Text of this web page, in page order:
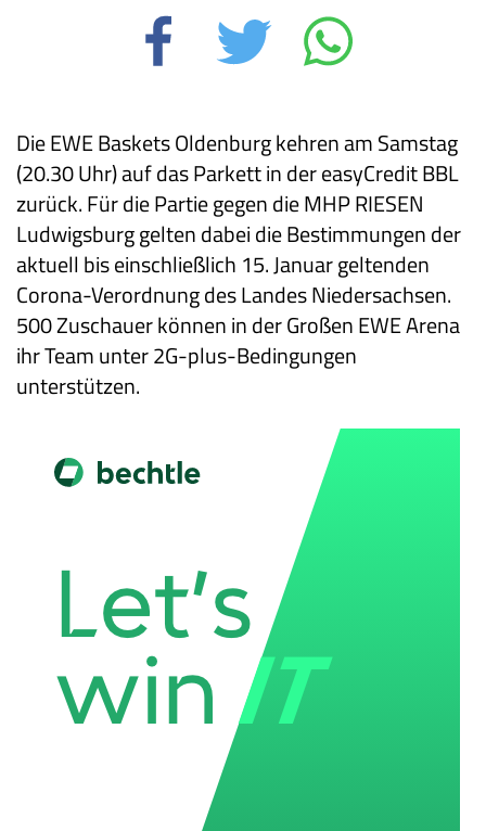
Die EWE Baskets Oldenburg kehren am Samstag
(20.30 Uhr) auf das Parkett in der easyCredit BBL
zurück. Für die Partie gegen die MHP RIESEN
Ludwigsburg gelten dabei die Bestimmungen der
aktuell bis einschließlich 15. Januar geltenden
Corona-Verordnung des Landes Niedersachsen.
500 Zuschauer können in der Großen EWE Arena
ihr Team unter 2G-plus-Bedingungen
unterstützen.